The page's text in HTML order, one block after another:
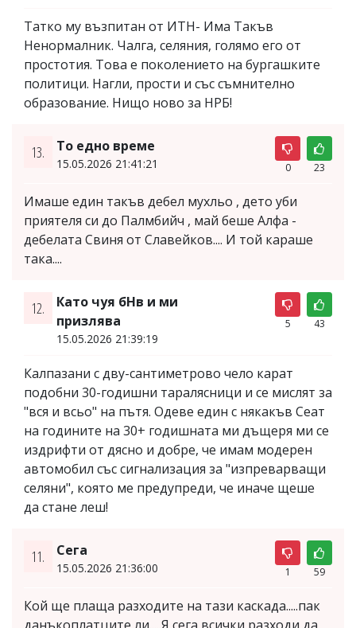
Татко му възпитан от ИТН- Има Такъв
Ненормалник. Чалга, селяния, голямо его от
простотия. Това е поколението на бургашките
политици. Нагли, прости и със съмнително
образование. Нищо ново за НРБ!
13. То едно време
15.05.2026 21:41:21 0 23
Имаше един такъв дебел мухльо , дето уби
приятеля си до Палмбийч , май беше Алфа -
дебелата Свиня от Славейков.... И той караше
така....
12.
Като чуя бНв и ми
призлява
15.05.2026 21:39:19
5 43
Калпазани с дву-сантиметрово чело карат
подобни 30-годишни таралясници и се мислят за
"вся и всьо" на пътя. Одеве един с някакъв Сеат
на годините на 30+ годишната ми дъщеря ми се
издрифти от дясно и добре, че имам модерен
автомобил със сигнализация за "изпреварващи
селяни", която ме предупреди, че иначе щеше
да стане леш!
11. Сега
15.05.2026 21:36:00 1 59
Кой ще плаща разходите на тази каскада.....пак
данъкоплатците ли.....Я сега всички разходи да